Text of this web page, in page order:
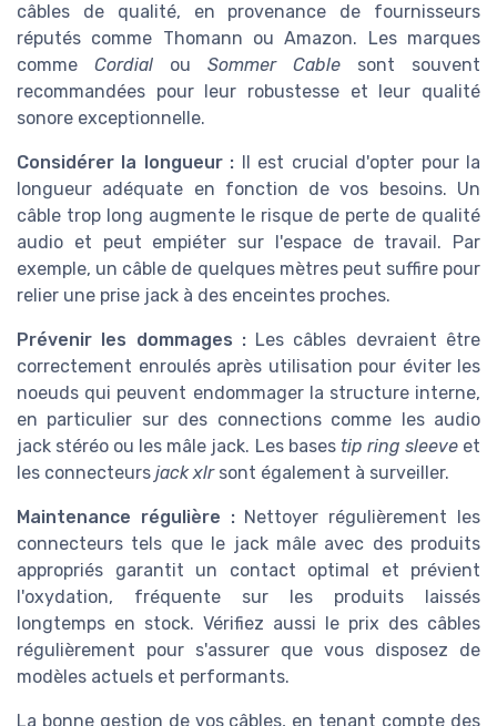
câbles de qualité, en provenance de fournisseurs
réputés comme Thomann ou Amazon. Les marques
comme Cordial ou Sommer Cable sont souvent
recommandées pour leur robustesse et leur qualité
sonore exceptionnelle.
Considérer la longueur : Il est crucial d'opter pour la
longueur adéquate en fonction de vos besoins. Un
câble trop long augmente le risque de perte de qualité
audio et peut empiéter sur l'espace de travail. Par
exemple, un câble de quelques mètres peut suffire pour
relier une prise jack à des enceintes proches.
Prévenir les dommages :Les câbles devraient être
correctement enroulés après utilisation pour éviter les
noeuds qui peuvent endommager la structure interne,
en particulier sur des connections comme les audio
jack stéréo ou les mâle jack. Les bases tip ring sleeveet
les connecteurs jack xlrsont également à surveiller.
Maintenance régulière :Nettoyer régulièrement les
connecteurs tels que le jack mâle avec des produits
appropriés garantit un contact optimal et prévient
l'oxydation, fréquente sur les produits laissés
longtemps en stock. Vérifiez aussi le prix des câbles
régulièrement pour s'assurer que vous disposez de
modèles actuels et performants.
La bonne gestion de vos câbles, en tenant compte des